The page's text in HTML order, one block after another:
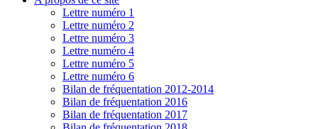
Lettre numéro 1
Lettre numéro 2
Lettre numéro 3
Lettre numéro 4
Lettre numéro 5
Lettre numéro 6
Bilan de fréquentation 2012-2014
Bilan de fréquentation 2016
Bilan de fréquentation 2017